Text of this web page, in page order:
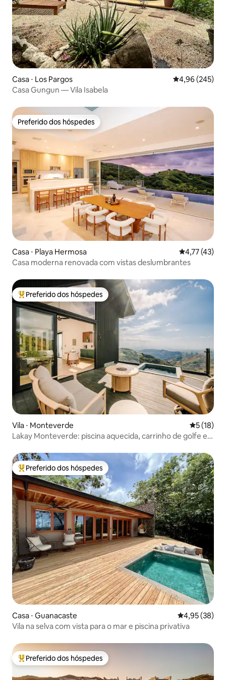
Casa ⋅ Los Pargos 4,96 de uma
4,96 (245)
Casa Gungun — Vila Isabela
Preferido dos hóspedes
Preferido dos hóspedes
Casa ⋅ Playa Hermosa 4,77 de uma
4,77 (43)
Casa moderna renovada com vistas deslumbrantes
Entre os melhores preferidos dos hóspedes
Preferido dos hóspedes
Vila ⋅ Monteverde 5 de uma
5 (18)
Lakay Monteverde: piscina aquecida, carrinho de golfe e
Entre os melhores preferidos dos hóspedes
Preferido dos hóspedes
Casa ⋅ Guanacaste 4,95 de uma
4,95 (38)
Vila na selva com vista para o mar e piscina privativa
Entre os melhores preferidos dos hóspedes
Preferido dos hóspedes